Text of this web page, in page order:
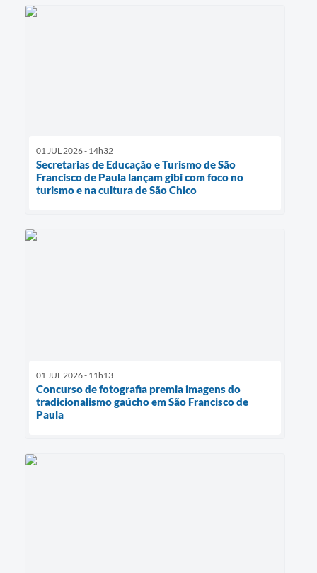
01 JUL 2026 - 14h32
Secretarias de Educação e Turismo de São
Francisco de Paula lançam gibi com foco no
turismo e na cultura de São Chico
01 JUL 2026 - 11h13
Concurso de fotografia premia imagens do
tradicionalismo gaúcho em São Francisco de
Paula